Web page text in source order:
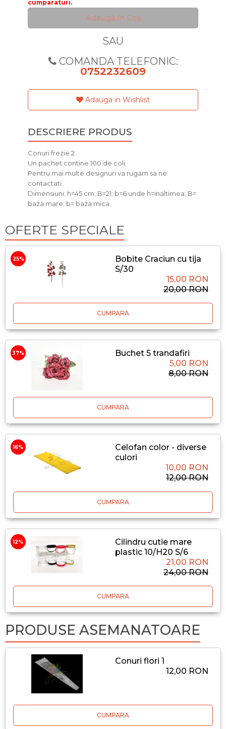
cumparaturi.
Adaugă în Coş
SAU
COMANDA TELEFONIC:
0752232609
Adauga in Wishlist
DESCRIERE PRODUS
Conuri frezie 2
Un pachet contine 100 de coli.
Pentru mai multe designuri va rugam sa ne
contactati.
Dimensiuni: h=45 cm; B=21; b=6 unde h=inaltimea; B=
baza mare; b= baza mica.
OFERTE SPECIALE
25%
Bobite Craciun cu tija
S/30
15,00 RON
20,00 RON
CUMPARA
37%
Buchet 5 trandafiri
5,00 RON
8,00 RON
CUMPARA
16%
Celofan color - diverse
culori
10,00 RON
12,00 RON
CUMPARA
12%
Cilindru cutie mare
plastic 10/H20 S/6
21,00 RON
24,00 RON
CUMPARA
PRODUSE ASEMANATOARE
Conuri flori 1
12,00 RON
CUMPARA